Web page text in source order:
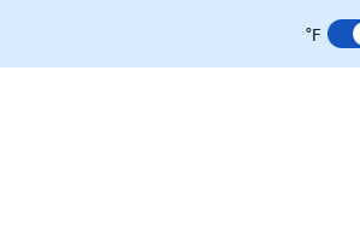
°F